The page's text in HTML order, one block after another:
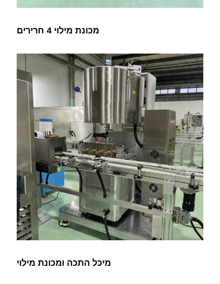
מכונת מילוי 4 חרירים
מיכל התכה ומכונת מילוי